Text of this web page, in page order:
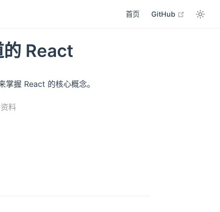
首页 GitHub open in
React
握 React 的核心概念。
料